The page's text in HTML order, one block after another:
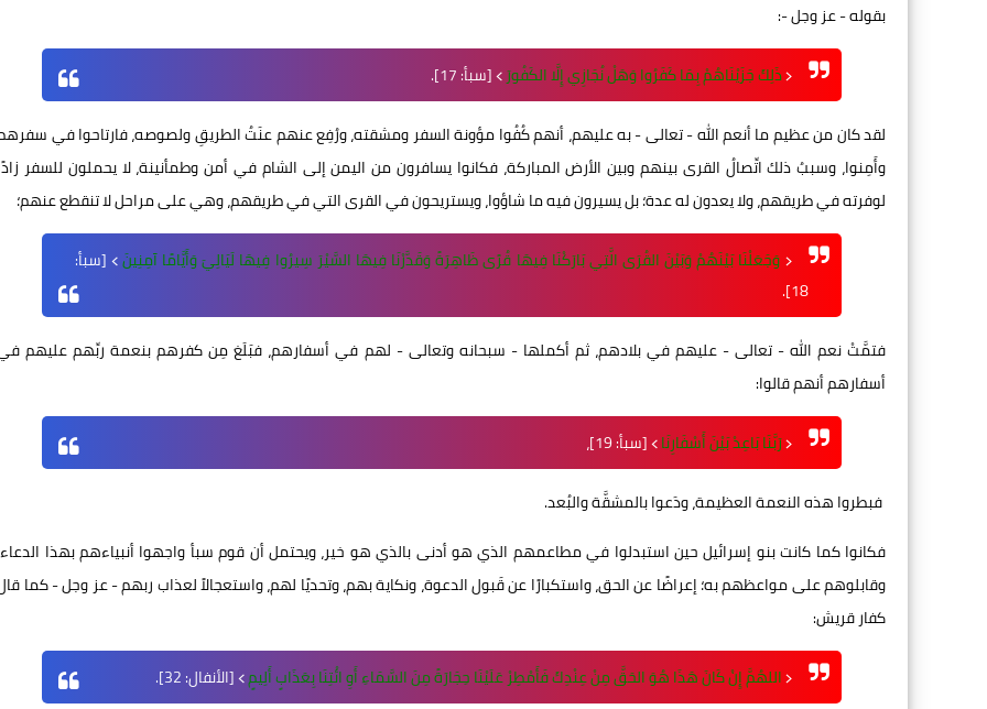
بقوله - عز وجل -:
﴿ذَلِكَ جَزَيْنَاهُمْ بِمَا كَفَرُوا وَهَلْ نُجَازِي إِلَّا الكَفُورَ﴾ [سبأ: 17].
لقد كان من عظيم ما أنعم الله - تعالى - به عليهم، أنهم كُفُوا مؤونة السفر ومشقته، ورُفِع عنهم عنَتُ الطريقِ ولصوصه، فارتاحوا في
وأَمِنوا، وسببُ ذلك اتِّصالُ القرى بينهم وبين الأرض المباركة، فكانوا يسافرون من اليمن إلى الشام في أمن وطمأنينة، لا يحملون للسفر
لوفرته في طريقهم، ولا يعدون له عدة؛ بل يسيرون فيه ما شاؤوا، ويستريحون في القرى التي في طريقهم، وهي على مراحل لا تنقطع عنهم؛
﴿وَجَعَلْنَا بَيْنَهُمْ وَبَيْنَ القُرَى الَّتِي بَارَكْنَا فِيهَا قُرًى ظَاهِرَةً وَقَدَّرْنَا فِيهَا السَّيْرَ سِيرُوا فِيهَا لَيَالِيَ وَأَيَّامًا آمِنِينَ﴾ [سبأ:
18].
فتمَّتْ نعم الله - تعالى - عليهم في بلادهم، ثم أكملها - سبحانه وتعالى - لهم في أسفارهم، فبَلَغ مِن كفرهم بنعمة ربِّهم عليهم
أسفارهم أنهم قالوا:
﴿رَبَّنَا بَاعِدْ بَيْنَ أَسْفَارِنَا﴾ [سبأ: 19]،
فبطروا هذه النعمة العظيمة، ودَعوا بالمشقَّة والبُعد.
فكانوا كما كانت بنو إسرائيل حين استبدلوا في مطاعمهم الذي هو أدنى بالذي هو خير، ويحتمل أن قوم سبأ واجهوا أنبياءهم بهذا
وقابلوهم على مواعظهم به؛ إعراضًا عن الحق، واستكبارًا عن قَبول الدعوة، ونكاية بهم، وتحديًا لهم، واستعجالاً لعذاب ربهم - عز وجل - كما
كفار قريش:
﴿اللهُمَّ إِنْ كَانَ هَذَا هُوَ الحَقَّ مِنْ عِنْدِكَ فَأَمْطِرْ عَلَيْنَا حِجَارَةً مِنَ السَّمَاءِ أَوِ ائْتِنَا بِعَذَابٍ أَلِيمٍ﴾ [الأنفال: 32].